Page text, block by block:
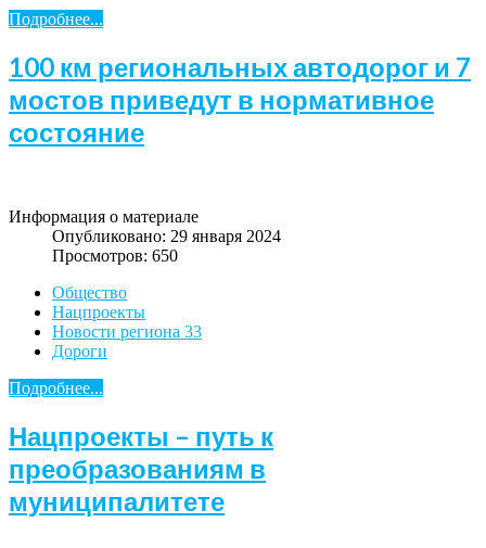
Подробнее...
100 км региональных автодорог и 7
мостов приведут в нормативное
состояние
Информация о материале
Опубликовано: 29 января 2024
Просмотров: 650
Общество
Нацпроекты
Новости региона 33
Дороги
Подробнее...
Нацпроекты – путь к
преобразованиям в
муниципалитете